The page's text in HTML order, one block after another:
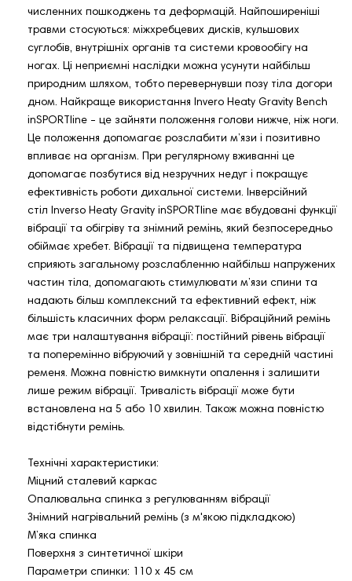
численних пошкоджень та деформацій. Найпоширеніші
травми стосуються: міжхребцевих дисків, кульшових
суглобів, внутрішніх органів та системи кровообігу на
ногах. Ці неприємні наслідки можна усунути найбільш
природним шляхом, тобто перевернувши позу тіла догори
дном. Найкраще використання Invero Heaty Gravity Bench
inSPORTline - це зайняти положення голови нижче, ніж ноги.
Це положення допомагає розслабити м’язи і позитивно
впливає на організм. При регулярному вживанні це
допомагає позбутися від незручних недуг і покращує
ефективність роботи дихальної системи. Інверсійний
стіл Inverso Heaty Gravity inSPORTline має вбудовані функції
вібрації та обігріву та знімний ремінь, який безпосередньо
обіймає хребет. Вібрації та підвищена температура
сприяють загальному розслабленню найбільш напружених
частин тіла, допомагають стимулювати м’язи спини та
надають більш комплексний та ефективний ефект, ніж
більшість класичних форм релаксації. Вібраційний ремінь
має три налаштування вібрації: постійний рівень вібрації
та поперемінно вібруючий у зовнішній та середній частині
ременя. Можна повністю вимкнути опалення і залишити
лише режим вібрації. Тривалість вібрації може бути
встановлена ​​на 5 або 10 хвилин. Також можна повністю
відстібнути ремінь.
Технічні характеристики:
Міцний сталевий каркас
Опалювальна спинка з регулюванням вібрації
Знімний нагрівальний ремінь (з м'якою підкладкою)
М’яка спинка
Поверхня з синтетичної шкіри
Параметри спинки: 110 х 45 см